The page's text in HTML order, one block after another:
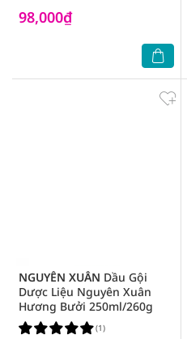
98,000₫
NGUYÊN XUÂN Dầu Gội
Dược Liệu Nguyên Xuân
Hương Bưởi 250ml/260g
(1)